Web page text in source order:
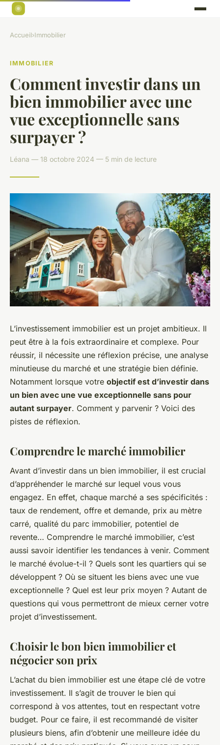
Accueil›Immobilier
IMMOBILIER
Comment investir dans un
bien immobilier avec une
vue exceptionnelle sans
surpayer ?
Léana — 18 octobre 2024 — 5 min de lecture
L’investissement immobilier est un projet ambitieux. Il
peut être à la fois extraordinaire et complexe. Pour
réussir, il nécessite une réflexion précise, une analyse
minutieuse du marché et une stratégie bien définie.
Notamment lorsque votre objectif est d’investir dans
un bien avec une vue exceptionnelle sans pour
autant surpayer. Comment y parvenir ? Voici des
pistes de réflexion.
Comprendre le marché immobilier
Avant d’investir dans un bien immobilier, il est crucial
d’appréhender le marché sur lequel vous vous
engagez. En effet, chaque marché a ses spécificités :
taux de rendement, offre et demande, prix au mètre
carré, qualité du parc immobilier, potentiel de
revente… Comprendre le marché immobilier, c’est
aussi savoir identifier les tendances à venir. Comment
le marché évolue-t-il ? Quels sont les quartiers qui se
développent ? Où se situent les biens avec une vue
exceptionnelle ? Quel est leur prix moyen ? Autant de
questions qui vous permettront de mieux cerner votre
projet d’investissement.
Choisir le bon bien immobilier et
négocier son prix
L’achat du bien immobilier est une étape clé de votre
investissement. Il s’agit de trouver le bien qui
correspond à vos attentes, tout en respectant votre
budget. Pour ce faire, il est recommandé de visiter
plusieurs biens, afin d’obtenir une meilleure idée du